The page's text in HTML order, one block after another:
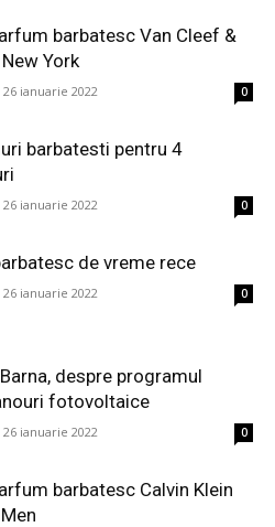
barbatesc Van Cleef &
York
26 ianuarie 2022 0
barbatesti pentru 4
26 ianuarie 2022 0
de vreme rece
26 ianuarie 2022 0
despre programul
fotovoltaice
26 ianuarie 2022 0
barbatesc Calvin Klein